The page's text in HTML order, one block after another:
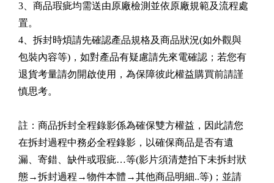
3、商品瑕疵均需送由原廠檢測並依原廠規範及流程處
置。
4、拆封時煩請先確認產品規格及商品狀況(如外觀與
包裝內容等)，如對產品有疑慮請先來電確認；若您有
退貨考量請勿開啟使用，為保障彼此權益購買前請謹
慎思考。
註：商品拆封全程錄影係為確保雙方權益，因此請您
在拆封過程中務必全程錄影，以確保商品是否有遺
漏、寄錯、缺件或瑕疵…等(影片須清楚拍下未拆封狀
態→拆封過程→物件本體→其他商品明細..等)；並請